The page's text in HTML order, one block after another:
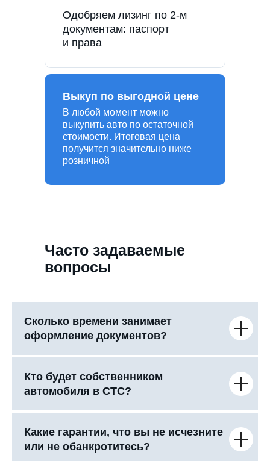
Одобряем лизинг по 2-м
документам: паспорт
и права
В любой момент можно
выкупить авто по остаточной
стоимости. Итоговая цена
получится значительно ниже
розничной
Выкуп по выгодной цене
Часто задаваемые
вопросы
Сколько времени занимает
оформление документов?
Кто будет собственником
автомобиля в СТС?
Какие гарантии, что вы не исчезните
или не обанкротитесь?